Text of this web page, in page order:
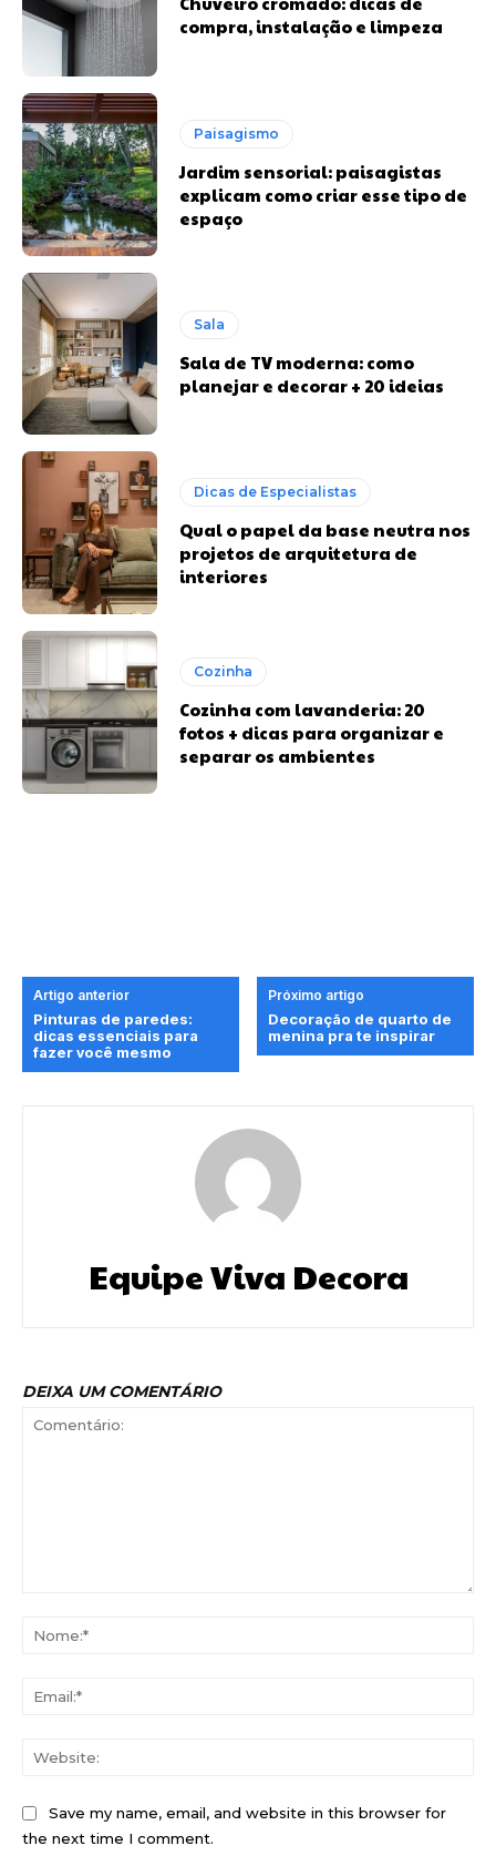
compra, instalação e limpeza
Paisagismo
Jardim sensorial: paisagistas
explicam como criar esse tipo de
espaço
Sala
Sala de TV moderna: como
planejar e decorar + 20 ideias
Dicas de Especialistas
Qual o papel da base neutra nos
projetos de arquitetura de
interiores
Cozinha
Cozinha com lavanderia: 20
fotos + dicas para organizar e
separar os ambientes
Artigo anterior
Pinturas de paredes:
dicas essenciais para
fazer você mesmo
Próximo artigo
Decoração de quarto de
menina pra te inspirar
Equipe Viva Decora
DEIXA UM COMENTÁRIO
Save my name, email, and website in this browser for
the next time I comment.